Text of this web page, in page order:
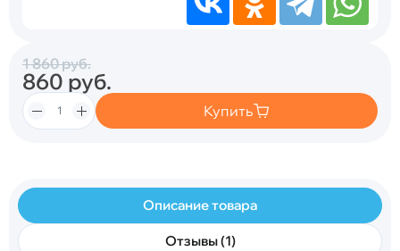
1 860руб.
860 руб.
Купить
Описание товара
Отзывы (1)